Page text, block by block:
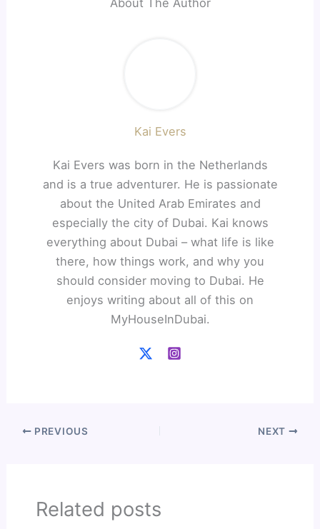
About The Author
Kai Evers
Kai Evers was born in the Netherlands
and is a true adventurer. He is passionate
about the United Arab Emirates and
especially the city of Dubai. Kai knows
everything about Dubai – what life is like
there, how things work, and why you
should consider moving to Dubai. He
enjoys writing about all of this on
MyHouseInDubai.
PREVIOUS NEXT
Related posts